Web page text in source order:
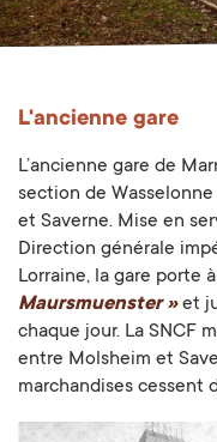
L'ancienne gare
L’ancienne gare de
section de
et Saverne. Mise en
Direction générale
Lorraine, la gare porte
Maursmuenster »et
chaque jour. La SNCF
entre Molsheim et
marchandises cessent